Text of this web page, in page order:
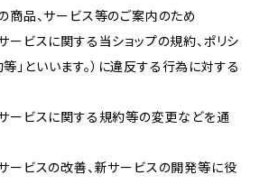
の商品、サービス等のご案内のため
サービスに関する当ショップの規約、ポリシ
」といいます。）に違反する行為に対する
サービスに関する規約等の変更などを通
サービスの改善、新サービスの開発等に役